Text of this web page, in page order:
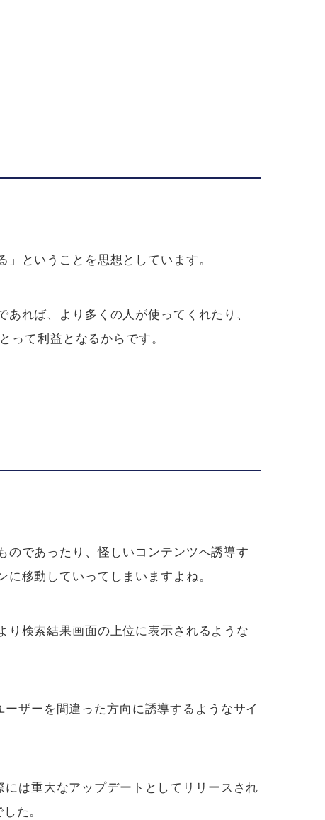
ということを思想としています。
れば、より多くの人が使ってくれたり、
て利益となるからです。
であったり、怪しいコンテンツへ誘導す
移動していってしまいますよね。
検索結果画面の上位に表示されるような
ザーを間違った方向に誘導するようなサイ
は重大なアップデートとしてリリースされ
た。